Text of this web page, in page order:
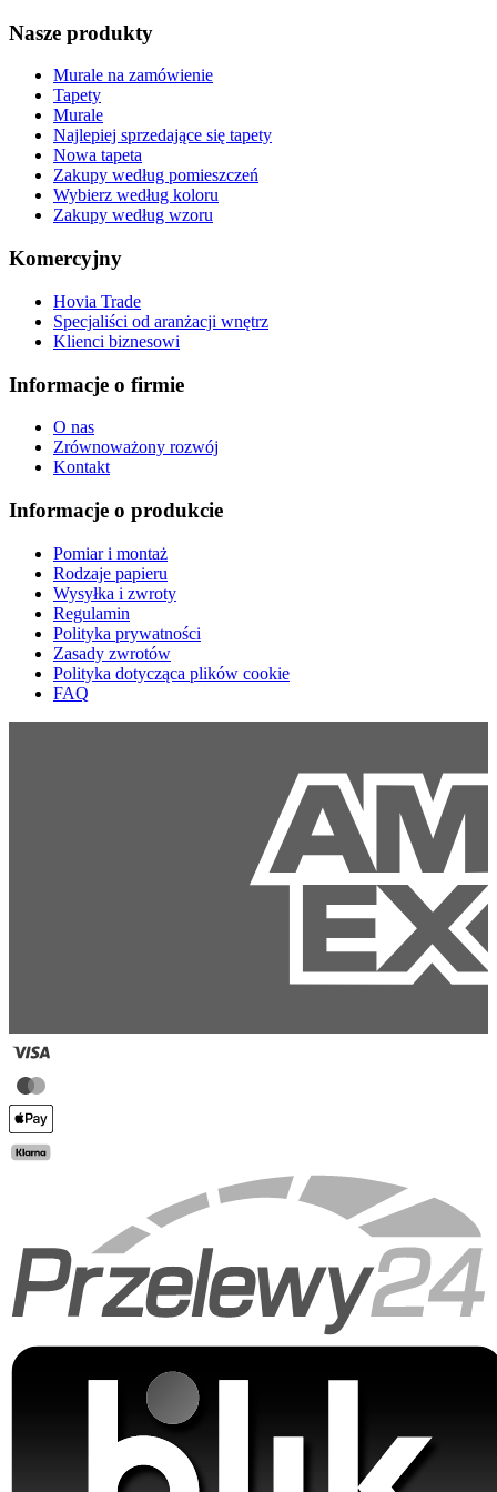
Nasze produkty
Murale na zamówienie
Tapety
Murale
Najlepiej sprzedające się tapety
Nowa tapeta
Zakupy według pomieszczeń
Wybierz według koloru
Zakupy według wzoru
Komercyjny
Hovia Trade
Specjaliści od aranżacji wnętrz
Klienci biznesowi
Informacje o firmie
O nas
Zrównoważony rozwój
Kontakt
Informacje o produkcie
Pomiar i montaż
Rodzaje papieru
Wysyłka i zwroty
Regulamin
Polityka prywatności
Zasady zwrotów
Polityka dotycząca plików cookie
FAQ